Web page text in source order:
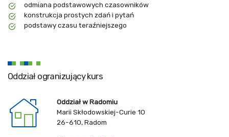
odmiana podstawowych czasowników
konstrukcja prostych zdań i pytań
podstawy czasu teraźniejszego
Oddział ogranizujący kurs
Oddział w Radomiu
Marii Skłodowskiej-Curie 10
26-610, Radom